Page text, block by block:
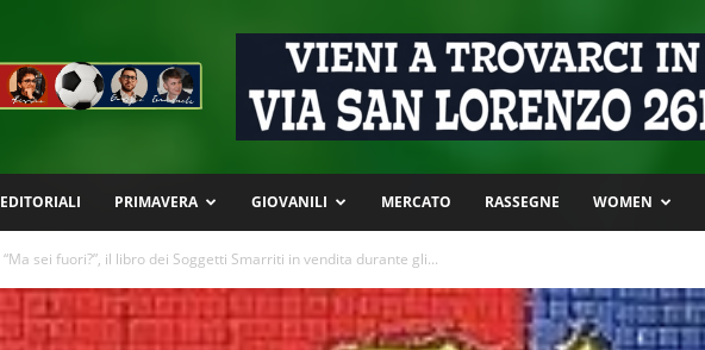
EDITORIALI PRIMAVERA GIOVANILI MERCATO RASSEGNE WOMEN
“Ma sei fuori?”, il libro dei Soggetti Smarriti in vendita durante gli...